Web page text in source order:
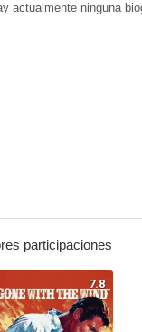
actualmente ninguna
participaciones
7.8